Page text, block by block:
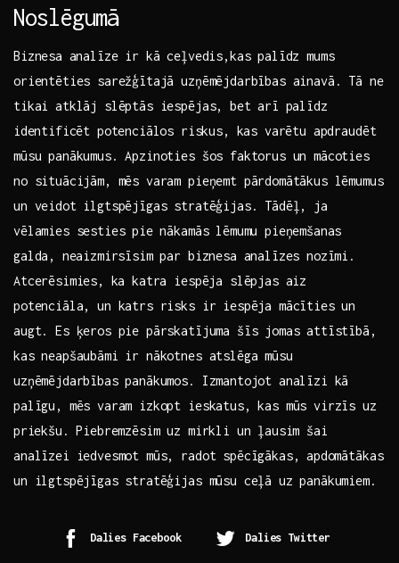
Noslēgumā
Biznesa ⁢analīze ir kā ceļvedis,kas ​palīdz ‍mums
orientēties sarežģītajā uzņēmējdarbības‌ ainavā. Tā ne
tikai atklāj slēptās iespējas, bet⁤ arī palīdz
⁤identificēt potenciālos ⁣riskus, kas varētu apdraudēt
mūsu‍ panākumus. Apzinoties šos faktorus un mācoties
no situācijām, mēs varam pieņemt pārdomātākus lēmumus
un ‍veidot ilgtspējīgas stratēģijas. Tādēļ, ⁢ja
vēlamies sesties ⁢pie nākamās ​lēmumu pieņemšanas
galda,⁣ neaizmirsīsim par biznesa analīzes nozīmi.‌
Atcerēsimies,⁣ ka katra iespēja slēpjas aiz
potenciāla, un katrs risks ir iespēja mācīties un
augt. Es ķeros pie pārskatījuma‍ šīs jomas attīstībā,
kas neapšaubāmi ir nākotnes atslēga mūsu
uzņēmējdarbības panākumos. Izmantojot analīzi kā‍
palīgu, mēs​ varam izkopt ieskatus,‌ kas‌ mūs virzīs uz
⁤priekšu. Piebremzēsim uz mirkli un ļausim šai
analīzei iedvesmot mūs, radot spēcīgākas, ⁣apdomātākas⁢
un ilgtspējīgas stratēģijas‍ mūsu ceļā uz ​panākumiem.
Dalies Facebook Dalies Twitter